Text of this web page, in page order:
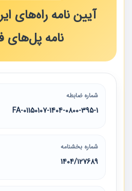
آیین نامه راه‌های
نامه پل‌های
شماره ضابطه
01150107-1404-0800-395-1-FA
شماره بخشنامه
1404/127689